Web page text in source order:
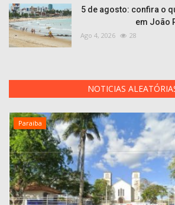
5 de agosto: confira o
em João
Ago 4, 2026 28
NOTICIAS
Paraiba